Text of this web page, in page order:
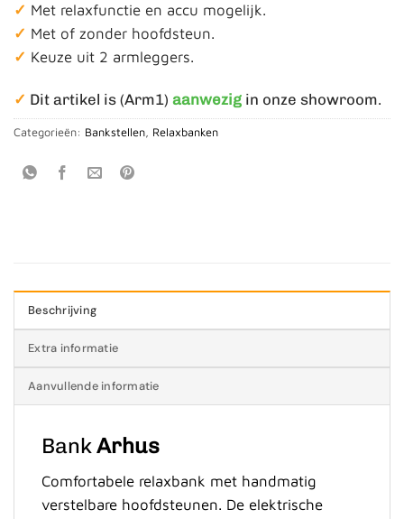
✓ Met relaxfunctie en accu mogelijk.
✓ Met of zonder hoofdsteun.
✓ Keuze uit 2 armleggers.
✓ Dit artikel is (Arm1) aanwezig in onze showroom.
Categorieën: Bankstellen Relaxbanken
Beschrijving
Extra informatie
Aanvullende informatie
BankArhus
Comfortabele relaxbank met handmatig
verstelbare hoofdsteunen. De elektrische